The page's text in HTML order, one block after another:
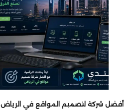
أفضل شركة لتصميم المواقع في الرياض